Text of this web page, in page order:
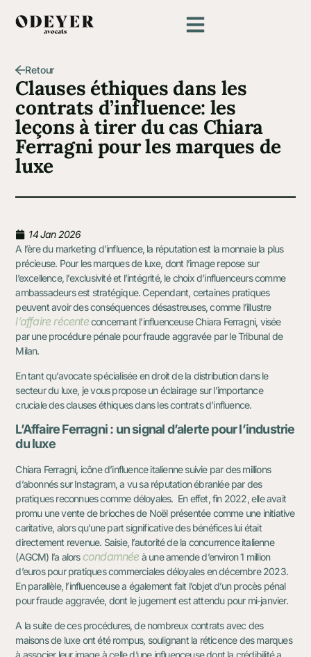
Retour
Clauses éthiques dans les
contrats d’influence: les
leçons à tirer du cas Chiara
Ferragni pour les marques de
luxe
14 Jan 2026
A l’ère du marketing d’influence, la réputation est la monnaie la plus
précieuse. Pour les marques de luxe, dont l’image repose sur
l’excellence, l’exclusivité et l’intégrité, le choix d’influenceurs comme
ambassadeurs est stratégique. Cependant, certaines pratiques
peuvent avoir des conséquences désastreuses, comme l’illustre
l’affaire récenteconcernant l’influenceuse Chiara Ferragni, visée
par une procédure pénale pour fraude aggravée par le Tribunal de
Milan.
En tant qu’avocate spécialisée en droit de la distribution dans le
secteur du luxe, je vous propose un éclairage sur l’importance
cruciale des clauses éthiques dans les contrats d’influence.
L’Affaire Ferragni : un signal d’alerte pour l’industrie
du luxe
Chiara Ferragni, icône d’influence italienne suivie par des millions
d’abonnés sur Instagram, a vu sa réputation ébranlée par des
pratiques reconnues comme déloyales. En effet, fin 2022, elle avait
promu une vente de brioches de Noël présentée comme une initiative
caritative, alors qu’une part significative des bénéfices lui était
directement revenue. Saisie, l’autorité de la concurrence italienne
(AGCM) l’a alors condamnée à une amende d’environ 1 million
d’euros pour pratiques commerciales déloyales en décembre 2023.
En parallèle, l’influenceuse a également fait l’objet d’un procès pénal
pour fraude aggravée, dont le jugement est attendu pour mi-janvier.
A la suite de ces procédures, de nombreux contrats avec des
maisons de luxe ont été rompus, soulignant la réticence des marques
à associer leur image à celle d’une influenceuse dont la crédibilité a